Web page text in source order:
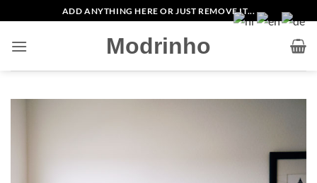
Inhalt
springen
ADD ANYTHING HERE OR JUST REMOVE IT...
Modrinho